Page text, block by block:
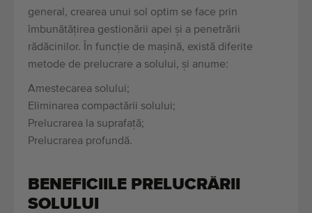
general, crearea unui sol optim se face prin
îmbunătățirea gestionării apei și a penetrării
rădăcinilor. În funcție de mașină, există diferite
metode de prelucrare a solului, și anume:
Amestecarea solului;
Eliminarea compactării solului;
Prelucrarea la suprafață;
Prelucrarea profundă.
BENEFICIILE PRELUCRĂRII
SOLULUI